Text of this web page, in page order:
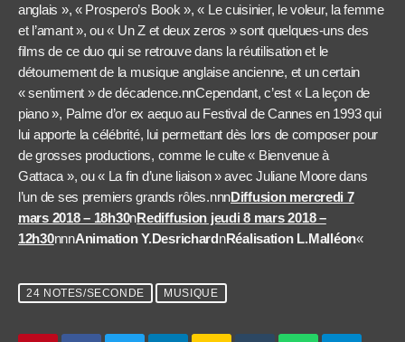
anglais », « Prospero’s Book », « Le cuisinier, le voleur, la femme
et l’amant », ou « Un Z et deux zeros » sont quelques-uns des
films de ce duo qui se retrouve dans la réutilisation et le
détournement de la musique anglaise ancienne, et un certain
« sentiment » de décadence.nnCependant, c’est « La leçon de
piano », Palme d’or ex aequo au Festival de Cannes en 1993 qui
lui apporte la célébrité, lui permettant dès lors de composer pour
de grosses productions, comme le culte « Bienvenue à
Gattaca », ou « La fin d’une liaison » avec Juliane Moore dans
l’un de ses premiers grands rôles.nnnDiffusion mercredi 7
mars 2018 – 18h30nRediffusion jeudi 8 mars 2018 –
12h30nnnAnimation Y.DesrichardnRéalisation L.Malléon«
24 NOTES/SECONDE MUSIQUE